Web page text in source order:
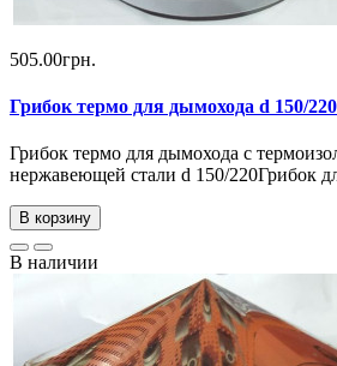
505.00грн.
Грибок термо для дымохода d 150/
Грибок термо для дымохода с
нержавеющей стали d 150/220Грибок
В корзину
В наличии